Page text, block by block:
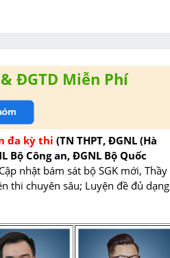
ĐGTD Miễn Phí
đa kỳ thi (TN THPT, ĐGNL (Hà
Bộ Công an, ĐGNL Bộ Quốc
Cập nhật bám sát bộ SGK mới, Thầy
thi chuyên sâu; Luyện đề đủ dạng